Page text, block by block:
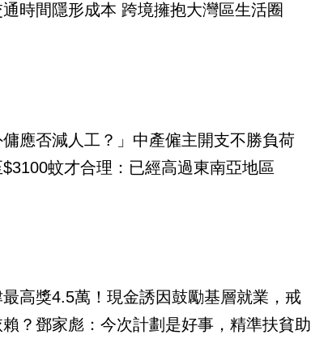
時間隱形成本 跨境擁抱大灣區生活圈
傭應否減人工？」中產僱主開支不勝負荷
蚊才合理：已經高過東南亞地區
高獎4.5萬！現金誘因鼓勵基層就業，戒
？鄧家彪：今次計劃是好事，精準扶貧助